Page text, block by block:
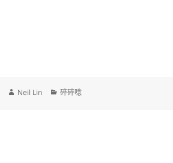
作
Neil Lin
分
碎碎唸